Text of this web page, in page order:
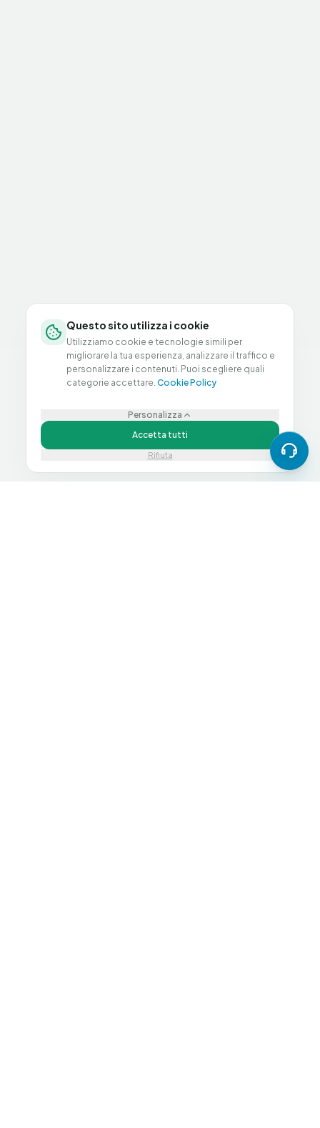
Questo sito utilizza i cookie
Utilizziamo cookie e tecnologie simili per
migliorare la tua esperienza, analizzare il traffico e
personalizzare i contenuti. Puoi scegliere quali
categorie accettare. Cookie Policy
Personalizza
Rifiuta
Accetta tutti